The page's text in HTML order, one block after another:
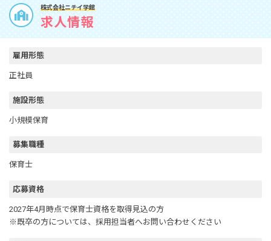
株式会社ニチイ学館
求人情報
雇用形態
正社員
施設形態
小規模保育
募集職種
保育士
応募資格
2027年4月時点で保育士資格を取得見込の方
※既卒の方については、採用担当者へお問い合わせください